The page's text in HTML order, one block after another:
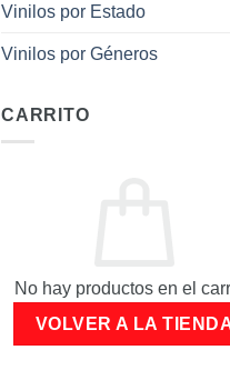
Vinilos por Estado
Vinilos por Géneros
CARRITO
No hay productos en el
VOLVER A LA